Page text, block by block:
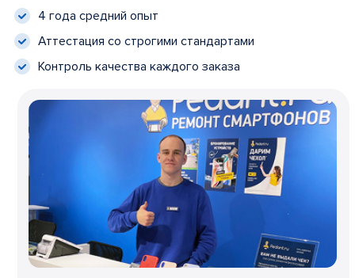
4 года средний опыт
Аттестация со строгими стандартами
Контроль качества каждого заказа